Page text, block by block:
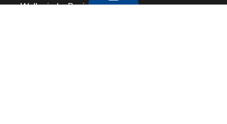
Wallonische Regierung